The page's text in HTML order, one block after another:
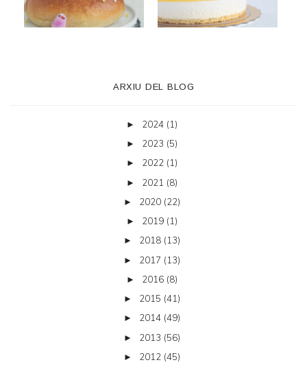
ARXIU DEL BLOG
► 2024 (1)
► 2023 (5)
► 2022 (1)
► 2021 (8)
► 2020 (22)
► 2019 (1)
► 2018 (13)
► 2017 (13)
► 2016 (8)
► 2015 (41)
► 2014 (49)
► 2013 (56)
► 2012 (45)